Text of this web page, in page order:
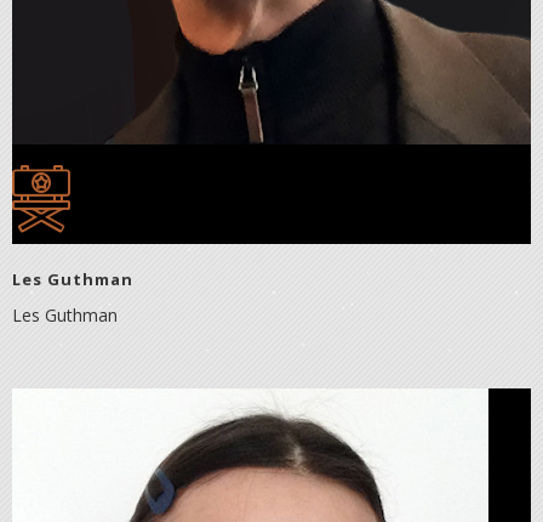
Les Guthman
Les Guthman